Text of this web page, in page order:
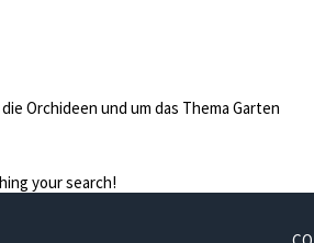
Orchideen und um das Thema Garten
your search!